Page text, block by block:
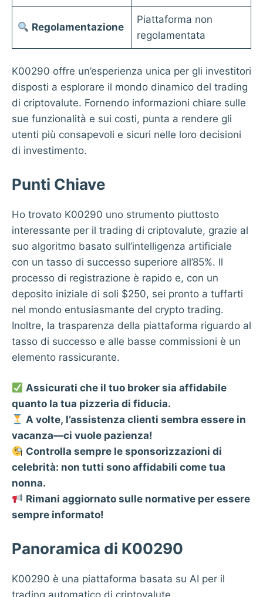
Regolamentazione
Piattaforma non
regolamentata
K00290 offre un’esperienza unica per gli investitori
disposti a esplorare il mondo dinamico del trading
di criptovalute. Fornendo informazioni chiare sulle
sue funzionalità e sui costi, punta a rendere gli
utenti più consapevoli e sicuri nelle loro decisioni
di investimento.
Punti Chiave
Ho trovato K00290 uno strumento piuttosto
interessante per il trading di criptovalute, grazie al
suo algoritmo basato sull’intelligenza artificiale
con un tasso di successo superiore all’85%. Il
processo di registrazione è rapido e, con un
deposito iniziale di soli $250, sei pronto a tuffarti
nel mondo entusiasmante del crypto trading.
Inoltre, la trasparenza della piattaforma riguardo al
tasso di successo e alle basse commissioni è un
elemento rassicurante.
Assicurati che il tuo broker sia affidabile
quanto la tua pizzeria di fiducia.
A volte, l’assistenza clienti sembra essere in
vacanza—ci vuole pazienza!
Controlla sempre le sponsorizzazioni di
celebrità: non tutti sono affidabili come tua
nonna.
Rimani aggiornato sulle normative per essere
sempre informato!
Panoramica di K00290
K00290 è una piattaforma basata su AI per il
trading automatico di criptovalute.